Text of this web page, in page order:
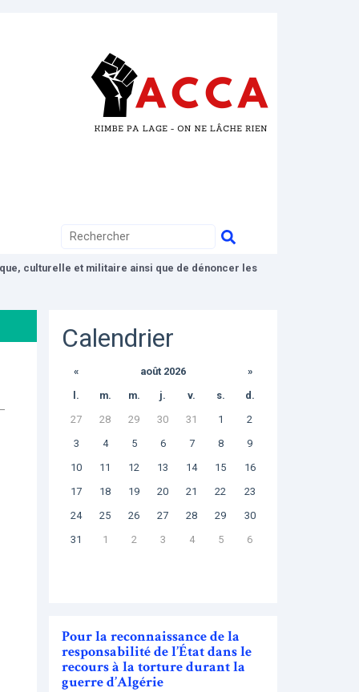
culturelle et militaire ainsi que de dénoncer les
Calendrier
« août 2026
»
l.
m. m. j. v. s.
d.
27
28 29 30 31 1
2
3
4 5 6 7 8
9
10
11 12 13 14 15
16
17
18 19 20 21 22
23
24
25 26 27 28 29
30
31
1 2 3 4 5 6
Pour la reconnaissance de la
responsabilité de l’État dans le
recours à la torture durant la
guerre d’Algérie